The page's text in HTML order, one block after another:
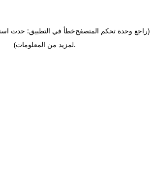
خطأ في التطبيق: حدث(راجع وحدة تحكم المتصفح
لمزيد من المعلومات).